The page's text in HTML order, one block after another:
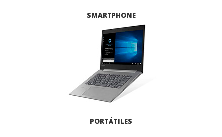
SMARTPHONE
PORTÁTILES